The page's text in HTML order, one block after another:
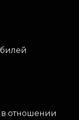
отношении